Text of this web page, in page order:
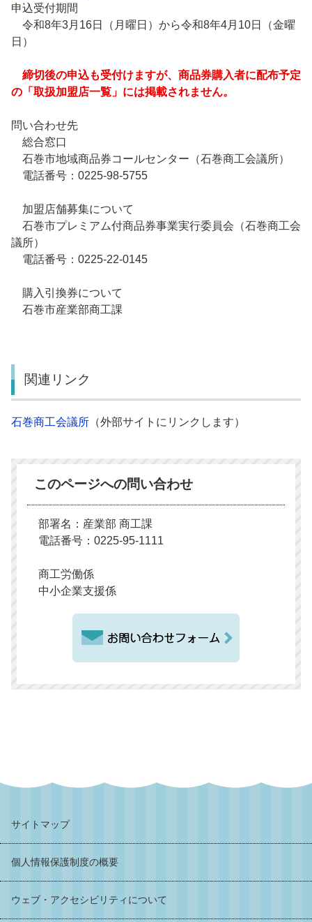
申込受付期間
令和8年3月16日（月曜日）から令和8年4月10日（金曜
日）
締切後の申込も受付けますが、商品券購入者に配布予定
の「取扱加盟店一覧」には掲載されません。
問い合わせ先
総合窓口
石巻市地域商品券コールセンター（石巻商工会議所）
電話番号：0225-98-5755
加盟店舗募集について
石巻市プレミアム付商品券事業実行委員会（石巻商工会
議所）
電話番号：0225-22-0145
購入引換券について
石巻市産業部商工課
関連リンク
石巻商工会議所 （外部サイトにリンクします）
このページへの問い合わせ
部署名：産業部 商工課
電話番号：0225-95-1111
商工労働係
中小企業支援係
サイトマップ
個人情報保護制度の概要
ウェブ・アクセシビリティについて